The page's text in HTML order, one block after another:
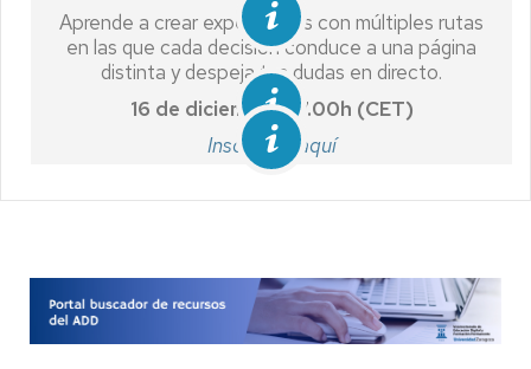
Aprende a crear experiencias con múltiples rutas
en las que cada decisión conduce a una página
distinta y despeja tus dudas en directo.
16 de diciembre, 17.00h (CET)
Inscríbete aquí